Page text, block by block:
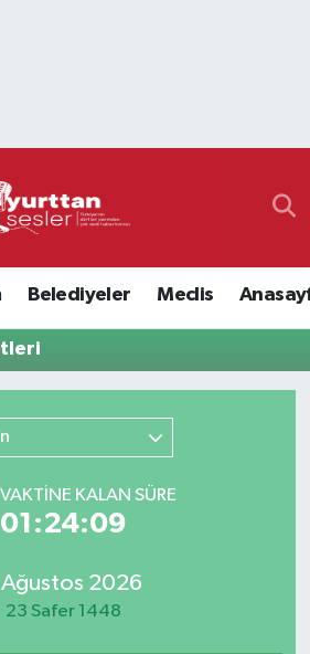
Belediyeler Meclis
KALAN SÜRE
01:24:09
2026
23 Safer 1448
Durumu ve Fikstür